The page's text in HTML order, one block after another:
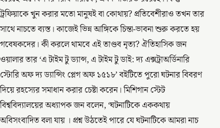
ট্রফিয়াকে খুন করার মতো মানুষই বা কোথায়? প্রতিবেশীরাও তখন তার
সাথে নাচতে ব্যস্ত। কাজেই ভিন্ন আঙ্গিকে চিন্তা-ভাবনা শুরু করতে হয়
গবেষকদের। কী করলে থামবে এই তাণ্ডব নৃত্য? ঐতিহাসিক জন
ওয়ালার তার ‘এ টাইম টু ড্যান্স, এ টাইম টু ডাই: দ্য এক্সট্রাঅর্ডিনারি
স্টোরি অফ দ্য ড্যান্সিং প্লেগ অফ ১৫১৮’ বইটিতে পুরো ঘটনার বিবরণ
দিয়ে রহস্যের সমাধান করার চেষ্টা করেন। মিশিগান স্টেট
বিশ্ববিদ্যালয়ের অধ্যাপক জন বলেন, ‘ঘটনাটিকে এককথায়
অবিসংবাদিত বলা যায় । প্রশ্ন উঠতেই পারে যে ঘটনাটিকে আমরা নাচ